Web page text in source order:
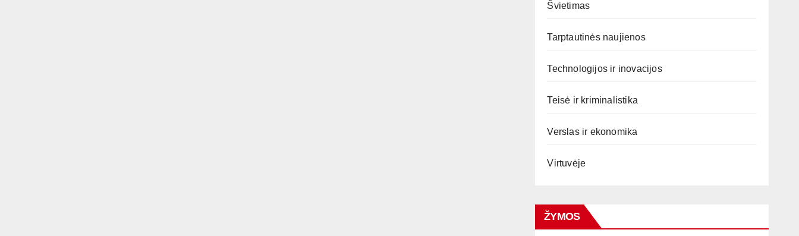
Švietimas
Tarptautinės naujienos
Technologijos ir inovacijos
Teisė ir kriminalistika
Verslas ir ekonomika
Virtuvėje
ŽYMOS